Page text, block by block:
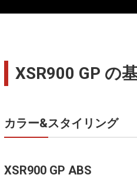
XSR900 GP の
カラー&スタイリング
XSR900 GP ABS